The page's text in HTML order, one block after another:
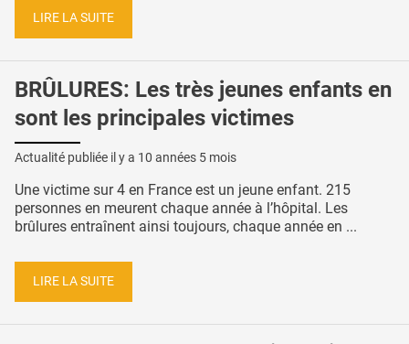
LIRE LA SUITE
BRÛLURES: Les très jeunes enfants en
sont les principales victimes
Actualité publiée il y a 10 années 5 mois
Une victime sur 4 en France est un jeune enfant. 215
personnes en meurent chaque année à l’hôpital. Les
brûlures entraînent ainsi toujours, chaque année en ...
LIRE LA SUITE